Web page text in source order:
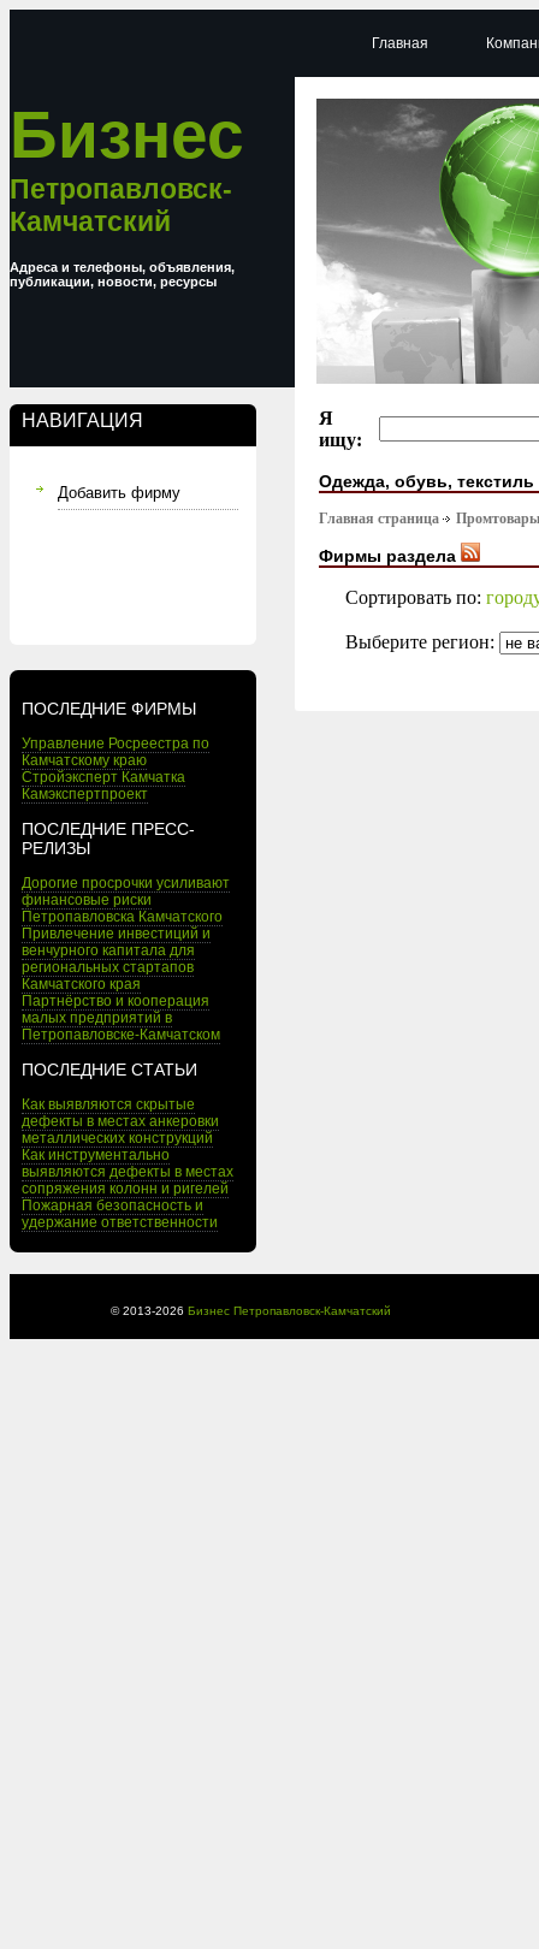
Бизнес
Петропавловск-
Камчатский
Адреса и телефоны, объявления,
публикации, новости, ресурсы
НАВИГАЦИЯ
Добавить фирму
ПОСЛЕДНИЕ ФИРМЫ
Управление Росреестра по
Камчатскому краю
Стройэксперт Камчатка
Камэкспертпроект
ПОСЛЕДНИЕ ПРЕСС-
РЕЛИЗЫ
Дорогие просрочки усиливают
финансовые риски
Петропавловска Камчатского
Привлечение инвестиций и
венчурного капитала для
региональных стартапов
Камчатского края
Партнёрство и кооперация
малых предприятий в
Петропавловске-Камчатском
ПОСЛЕДНИЕ СТАТЬИ
Как выявляются скрытые
дефекты в местах анкеровки
металлических конструкций
Как инструментально
выявляются дефекты в местах
сопряжения колонн и ригелей
Пожарная безопасность и
удержание ответственности
Главная
Я
ищу:
Одежда, обувь, текстиль
Главная страница Промтовары
Фирмы раздела
Сортировать по:
Выберите регион:
© 2013-2026 Бизнес Петропавловск-Камчатский